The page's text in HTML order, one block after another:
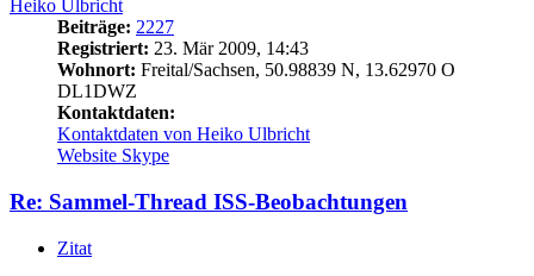
Heiko Ulbricht
Beiträge: 2227
Registriert: 23. Mär 2009, 14:43
Wohnort: Freital/Sachsen, 50.98839 N, 13.62970 O
DL1DWZ
Kontaktdaten:
Kontaktdaten von Heiko Ulbricht
Website Skype
Re: Sammel-Thread ISS-Beobachtungen
Zitat